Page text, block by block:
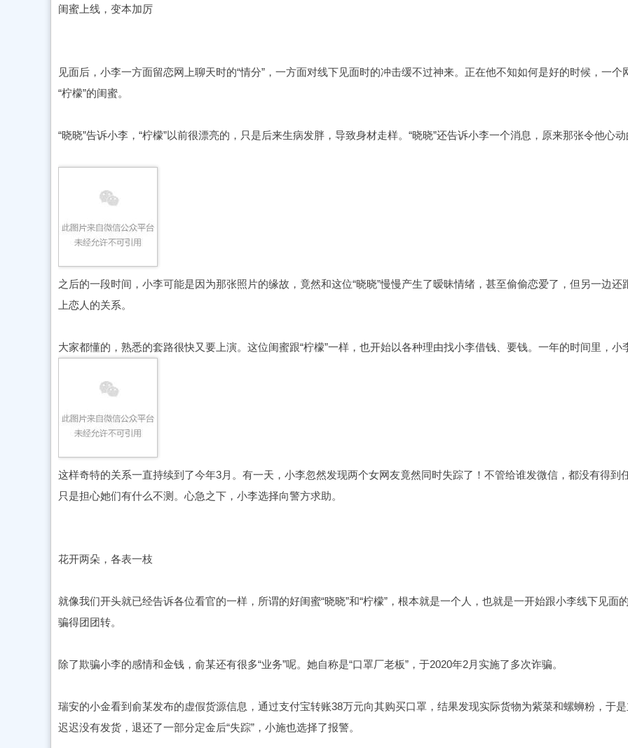
闺蜜上线，变本加厉
见面后，小李一方面留恋网上聊天时的“情分”，一方面对线下见面时的冲击缓不过神来。正在他不知如何是好的时候，一
“柠檬”的闺蜜。
“晓晓”告诉小李，“柠檬”以前很漂亮的，只是后来生病发胖，导致身材走样。“晓晓”还告诉小李一个消息，原来那张令他心
之后的一段时间，小李可能是因为那张照片的缘故，竟然和这位“晓晓”慢慢产生了暧昧情绪，甚至偷偷恋爱了，但另一边还
上恋人的关系。
大家都懂的，熟悉的套路很快又要上演。这位闺蜜跟“柠檬”一样，也开始以各种理由找小李借钱、要钱。一年的时间里，
这样奇特的关系一直持续到了今年3月。有一天，小李忽然发现两个女网友竟然同时失踪了！不管给谁发微信，都没有得
只是担心她们有什么不测。心急之下，小李选择向警方求助。
花开两朵，各表一枝
就像我们开头就已经告诉各位看官的一样，所谓的好闺蜜“晓晓”和“柠檬”，根本就是一个人，也就是一开始跟小李线下见
骗得团团转。
除了欺骗小李的感情和金钱，俞某还有很多“业务”呢。她自称是“口罩厂老板”，于2020年2月实施了多次诈骗。
瑞安的小金看到俞某发布的虚假货源信息，通过支付宝转账38万元向其购买口罩，结果发现实际货物为紫菜和螺蛳粉，于
迟迟没有发货，退还了一部分定金后“失踪”，小施也选择了报警。